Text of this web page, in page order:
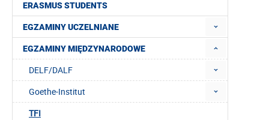
ERASMUS STUDENTS
EGZAMINY UCZELNIANE
EGZAMINY MIĘDZYNARODOWE
DELF/DALF
Goethe-Institut
TFI